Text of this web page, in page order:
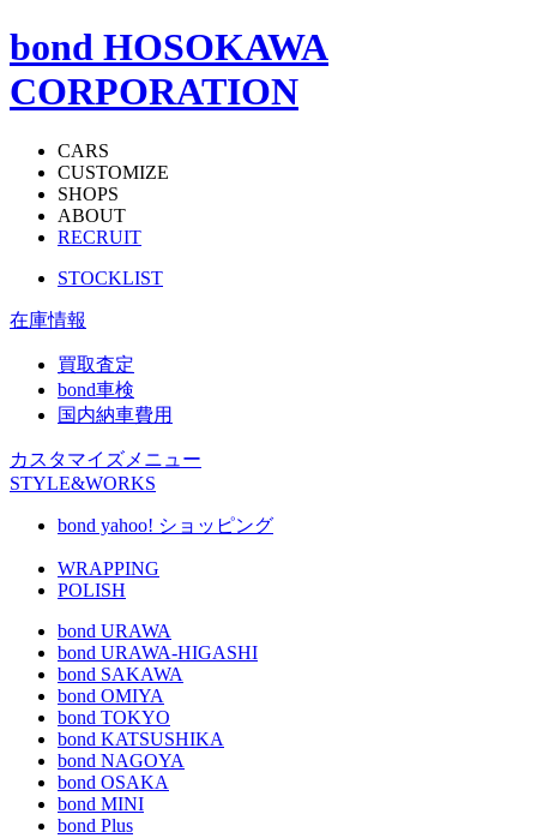
bond HOSOKAWA
CORPORATION
CARS
CUSTOMIZE
SHOPS
ABOUT
RECRUIT
STOCKLIST
在庫情報
買取査定
bond車検
国内納車費用
カスタマイズメニュー
STYLE&WORKS
bond yahoo! ショッピング
WRAPPING
POLISH
bond URAWA
bond URAWA-HIGASHI
bond SAKAWA
bond OMIYA
bond TOKYO
bond KATSUSHIKA
bond NAGOYA
bond OSAKA
bond MINI
bond Plus